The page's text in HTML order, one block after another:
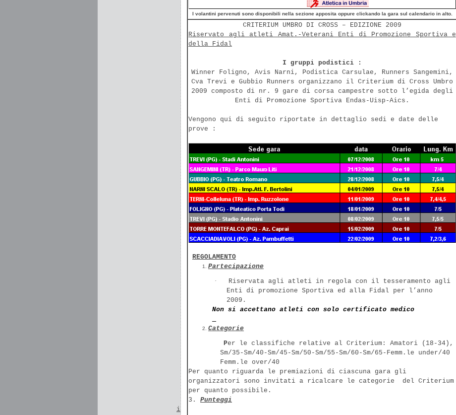
I volantini pervenuti sono disponibili nella sezione apposita oppure clickando la gara sul calendario in alto.
CRITERIUM UMBRO DI CROSS – EDIZIONE 2009
Riservato agli atleti Amat.-Veterani Enti di Promozione Sportiva e
della Fidal
I gruppi podistici :
Winner Foligno, Avis Narni, Podistica Carsulae, Runners Sangemini,
Cva Trevi e Gubbio Runners organizzano il Criterium di Cross Umbro
2009 composto di nr. 9 gare di corsa campestre sotto l’egida degli
Enti di Promozione Sportiva Endas-Uisp-Aics.
Vengono qui di seguito riportate in dettaglio sedi e date delle
prove :
REGOLAMENTO
Partecipazione
·
Riservata agli atleti in regola con il tesseramento agli
Enti di promozione Sportiva ed alla Fidal per l’anno
2009.
Non si accettano atleti con solo certificato medico
Categorie
Per le classifiche relative al Criterium: Amatori (18-34),
Sm/35-Sm/40-Sm/45-Sm/50-Sm/55-Sm/60-Sm/65-Femm.le under/40
Femm.le over/40
Per quanto riguarda le premiazioni di ciascuna gara gli
organizzatori sono invitati a ricalcare le categorie
del Criterium
per quanto possibile.
3 . Punteggi
i